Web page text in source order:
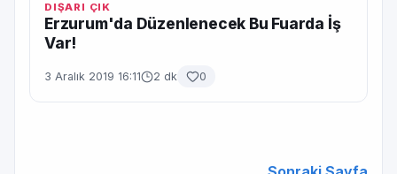
DIŞARI ÇIK
Erzurum'da Düzenlenecek Bu Fuarda İş
Var!
3 Aralık 2019 16:11 2 dk 0